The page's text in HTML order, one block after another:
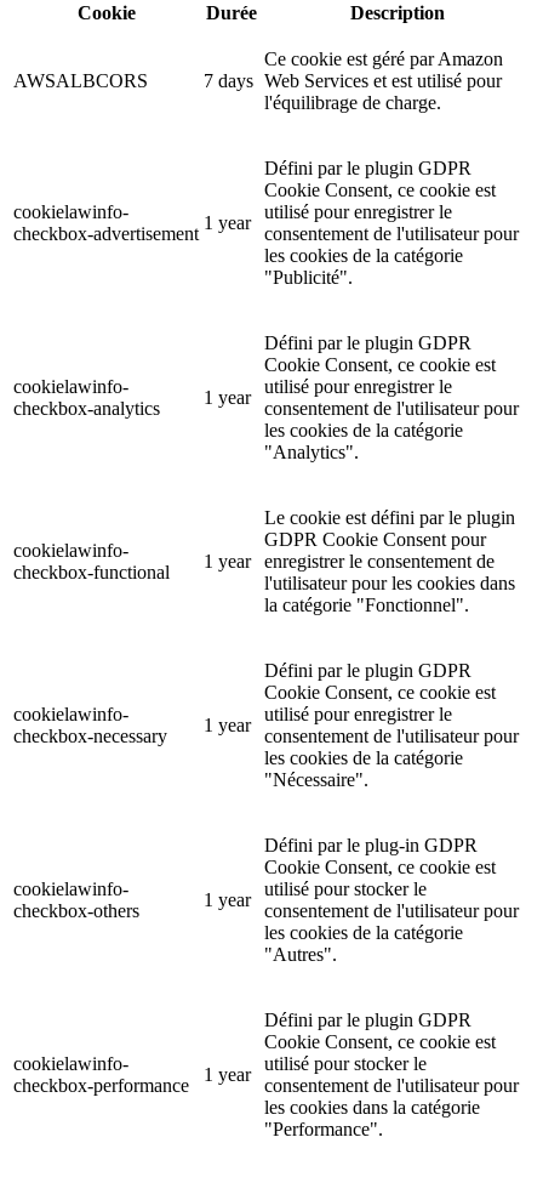
Cookie
Durée Description
AWSALBCORS 7 days
Ce cookie est géré par Amazon
Web Services et est utilisé pour
l'équilibrage de charge.
cookielawinfo-
checkbox-advertisement
1 year
Défini par le plugin GDPR
Cookie Consent, ce cookie est
utilisé pour enregistrer le
consentement de l'utilisateur pour
les cookies de la catégorie
"Publicité".
cookielawinfo-
checkbox-analytics
1 year
Défini par le plugin GDPR
Cookie Consent, ce cookie est
utilisé pour enregistrer le
consentement de l'utilisateur pour
les cookies de la catégorie
"Analytics".
cookielawinfo-
checkbox-functional
1 year
Le cookie est défini par le plugin
GDPR Cookie Consent pour
enregistrer le consentement de
l'utilisateur pour les cookies dans
la catégorie "Fonctionnel".
cookielawinfo-
checkbox-necessary
1 year
Défini par le plugin GDPR
Cookie Consent, ce cookie est
utilisé pour enregistrer le
consentement de l'utilisateur pour
les cookies de la catégorie
"Nécessaire".
cookielawinfo-
checkbox-others
1 year
Défini par le plug-in GDPR
Cookie Consent, ce cookie est
utilisé pour stocker le
consentement de l'utilisateur pour
les cookies de la catégorie
"Autres".
cookielawinfo-
checkbox-performance
1 year
Défini par le plugin GDPR
Cookie Consent, ce cookie est
utilisé pour stocker le
consentement de l'utilisateur pour
les cookies dans la catégorie
"Performance".